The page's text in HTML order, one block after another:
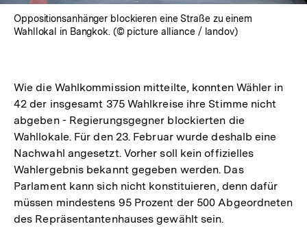
Oppositionsanhänger blockieren eine Straße zu einem
Wahllokal in Bangkok. (© picture alliance / landov)
Wie die Wahlkommission mitteilte, konnten Wähler in
42 der insgesamt 375 Wahlkreise ihre Stimme nicht
abgeben - Regierungsgegner blockierten die
Wahllokale. Für den 23. Februar wurde deshalb eine
Nachwahl angesetzt. Vorher soll kein offizielles
Wahlergebnis bekannt gegeben werden. Das
Parlament kann sich nicht konstituieren, denn dafür
müssen mindestens 95 Prozent der 500 Abgeordneten
des Repräsentantenhauses gewählt sein.